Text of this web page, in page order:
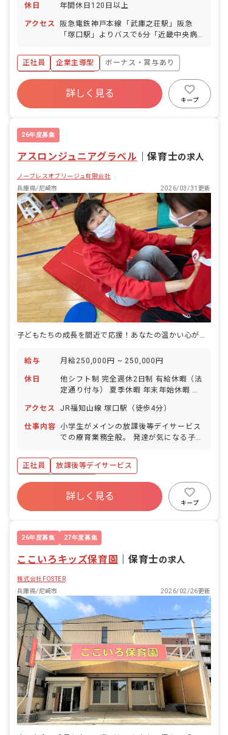
休日 年間休日120日以上
アクセス
阪急電鉄神戸本線「武庫之荘駅」阪急
「塚口駅」よりバスで6分「近畿中央病
5分「富松城跡」徒歩7分
正社員 企業主導型
ボーナス・賞与あり
年間休日120日以上
寮・住宅・家賃補助あり
社会保険完備
昇給昇進あり
詳しく見る
キープ
26年度募集
アスロンジュニアグラベル ｜保育士の求人
ノーブレスオブリージュ有限会社
兵庫県/尼崎市
2026/03/31更新
給与 月給250,000円 ~ 250,000円
休日
他シフト制 完全週休2日制 有給休暇（法
定通り付与） 夏季休暇 年末年始休暇 慶
介護休暇制度 ※年間休日112日
アクセス JR福知山線 塚口駅（徒歩4分）
仕事内容
小学生がメインの放課後等デイサービス
での療育業務全般。 発達が気になる子ど
やしていくお手伝いを行います。 《主な
お仕事》 運動療育、補助 知育、制作の
サポート 送迎業務 イベント企画、準
備、実施 施設外活動付き添いなど
正社員
放課後等デイサービス
ボーナス・賞与あり
寮・住宅・家賃補助あり
社会保険完備
産休育休制度
時短勤務可
詳しく見る
キープ
26年度募集 27年度募集
ここいろキッズ保育園 ｜保育士の求人
株式会社FOSTER
兵庫県/尼崎市
2026/02/26更新